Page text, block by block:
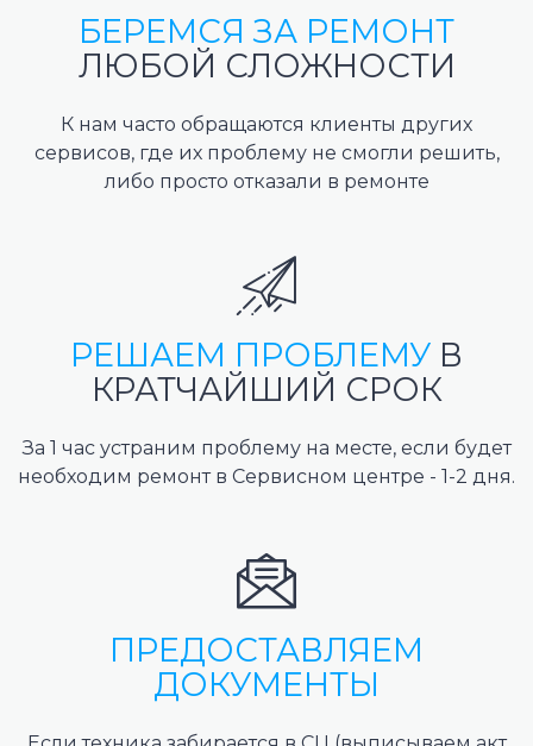
БЕРЕМСЯ ЗА РЕМОНТ
ЛЮБОЙ СЛОЖНОСТИ
К нам часто обращаются клиенты других
сервисов, где их проблему не смогли решить,
либо просто отказали в ремонте
РЕШАЕМ ПРОБЛЕМУ В
КРАТЧАЙШИЙ СРОК
За 1 час устраним проблему на месте, если будет
необходим ремонт в Сервисном центре - 1-2 дня.
ПРЕДОСТАВЛЯЕМ
ДОКУМЕНТЫ